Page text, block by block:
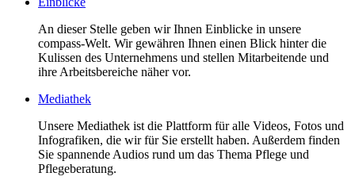
An dieser Stelle geben wir Ihnen Einblicke in unsere
compass-Welt. Wir gewähren Ihnen einen Blick hinter die
Kulissen des Unternehmens und stellen Mitarbeitende und
ihre Arbeitsbereiche näher vor.
Mediathek
Unsere Mediathek ist die Plattform für alle Videos, Fotos und
Infografiken, die wir für Sie erstellt haben. Außerdem finden
Sie spannende Audios rund um das Thema Pflege und
Pflegeberatung.